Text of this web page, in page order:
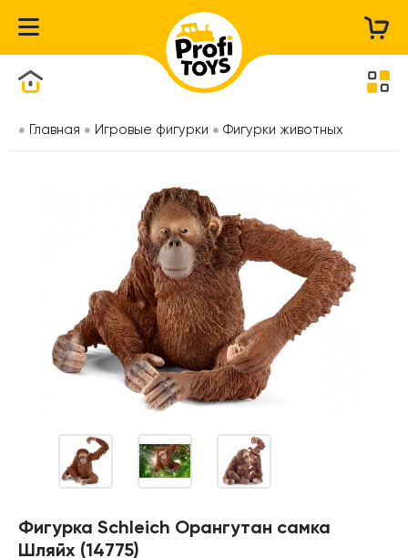
Главная Игровые фигурки Фигурки животных
Фигурка Schleich Орангутан самка
Шляйх (14775)
Каталог товаров